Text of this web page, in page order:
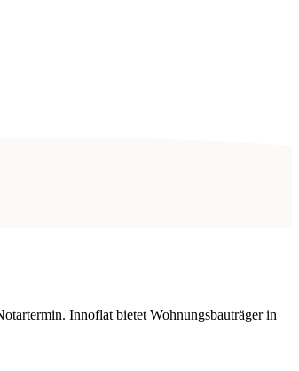
Innoflat bietet Wohnungsbauträger in